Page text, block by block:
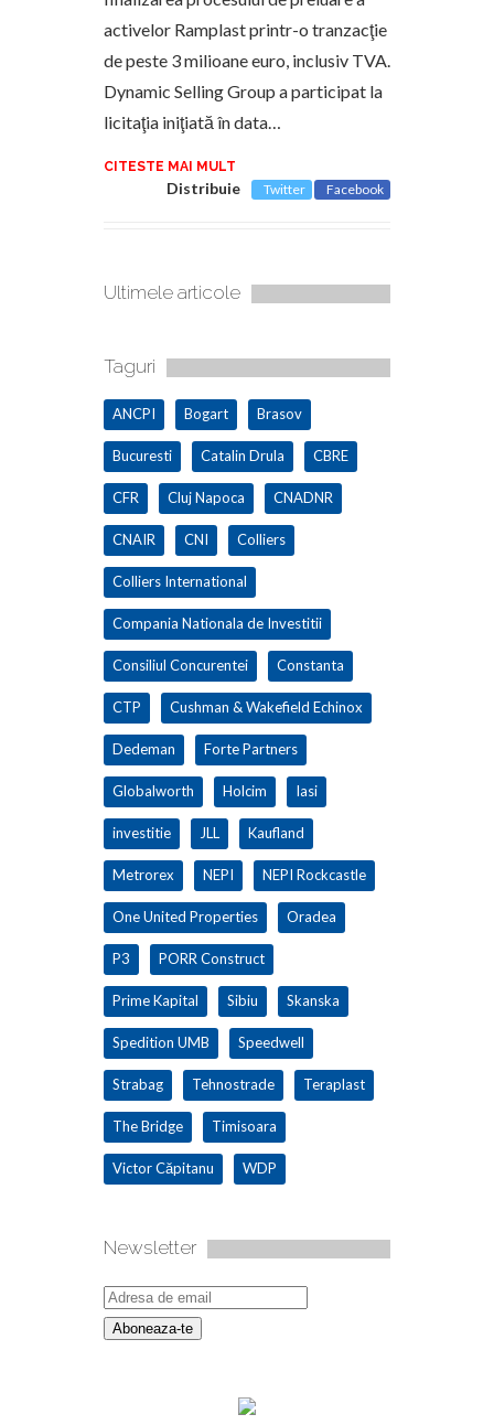
activelor Ramplast printr-o tranzacţie
de peste 3 milioane euro, inclusiv TVA.
Dynamic Selling Group a participat la
licitaţia iniţiată în data…
CITESTE MAI MULT
Distribuie Twitter Facebook
Ultimele articole
Taguri
ANCPI Bogart Brasov
Bucuresti Catalin Drula CBRE
CFR Cluj Napoca CNADNR
CNAIR CNI Colliers
Colliers International
Compania Nationala de Investitii
Consiliul Concurentei Constanta
CTP Cushman & Wakefield Echinox
Dedeman Forte Partners
Globalworth Holcim Iasi
investitie JLL Kaufland
Metrorex NEPI NEPI Rockcastle
One United Properties Oradea
P3 PORR Construct
Prime Kapital Sibiu Skanska
Spedition UMB Speedwell
Strabag Tehnostrade Teraplast
The Bridge Timisoara
Victor Căpitanu WDP
Newsletter